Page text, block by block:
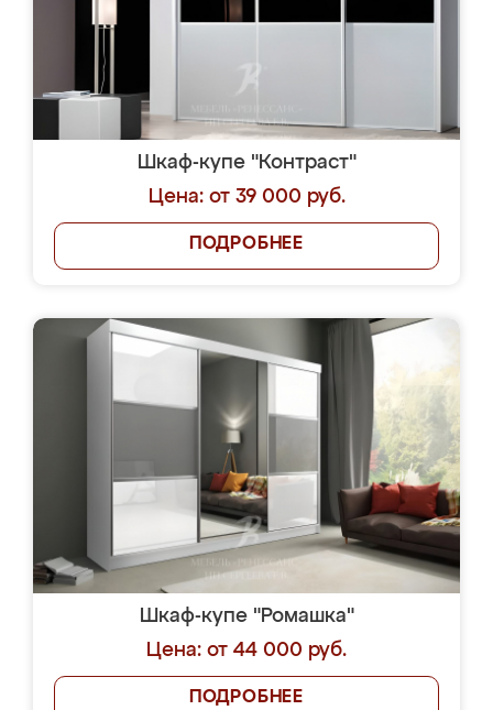
Шкаф-купе "Контраст"
Цена: от 39 000 руб.
ПОДРОБНЕЕ
Шкаф-купе "Ромашка"
Цена: от 44 000 руб.
ПОДРОБНЕЕ